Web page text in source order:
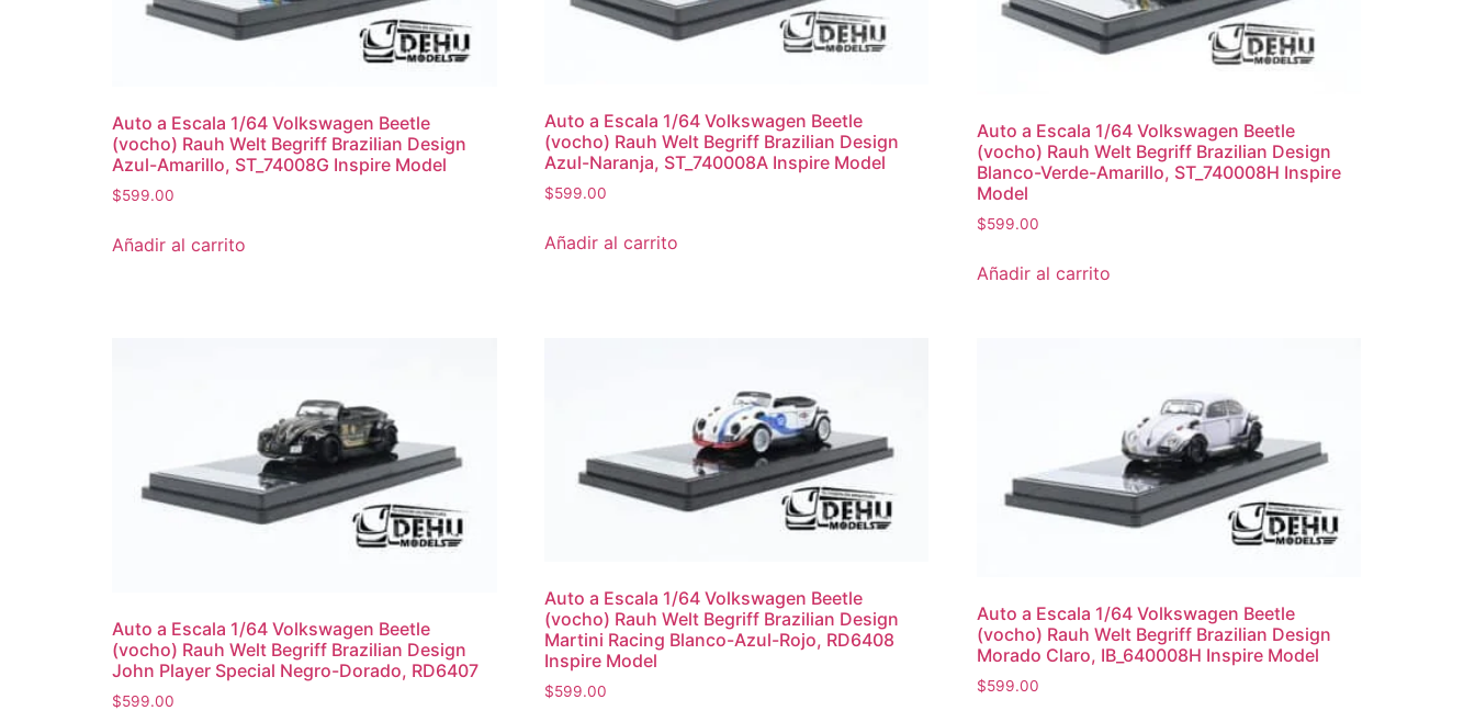
Auto a Escala 1/64 Volkswagen Beetle
(vocho) Rauh Welt Begriff Brazilian Design
Azul-Amarillo, ST_74008G Inspire Model
$599.00
Añadir al carrito
Auto a Escala 1/64 Volkswagen Beetle
(vocho) Rauh Welt Begriff Brazilian Design
Azul-Naranja, ST_740008A Inspire Model
$599.00
Añadir al carrito
Auto a Escala 1/64 Volkswagen Beetle
(vocho) Rauh Welt Begriff Brazilian Design
Blanco-Verde-Amarillo, ST_740008H Inspire
Model
$599.00
Añadir al carrito
Auto a Escala 1/64 Volkswagen Beetle
(vocho) Rauh Welt Begriff Brazilian Design
John Player Special Negro-Dorado, RD6407
$599.00
Auto a Escala 1/64 Volkswagen Beetle
(vocho) Rauh Welt Begriff Brazilian Design
Martini Racing Blanco-Azul-Rojo, RD6408
Inspire Model
$599.00
Auto a Escala 1/64 Volkswagen Beetle
(vocho) Rauh Welt Begriff Brazilian Design
Morado Claro, IB_640008H Inspire Model
$599.00